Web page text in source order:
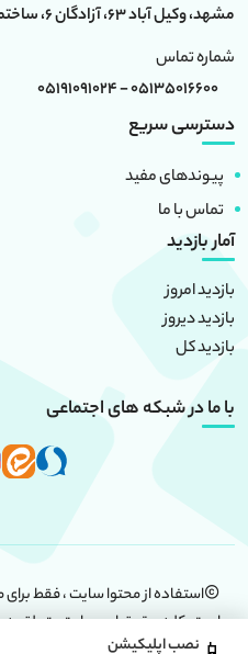
مشهد، وکیل آباد 63، آزادگان 6، ساختمان امامت
شماره تماس
05135016600 - 05191091024
دسترسی سریع
پیوندهای مفید
تماس با ما
آمار بازدید
بازدید امروز
بازدید دیروز
بازدید کل
با ما در شبکه های اجتماعی
استفاده از محتوا سایت ، فقط برای
است. کلیه حقوق این سایت متعلق به
نصب اپلیکیشن